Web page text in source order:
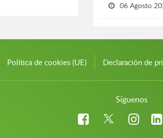
06 Agosto
Política de cookies (UE) Declaración de
Síguenos